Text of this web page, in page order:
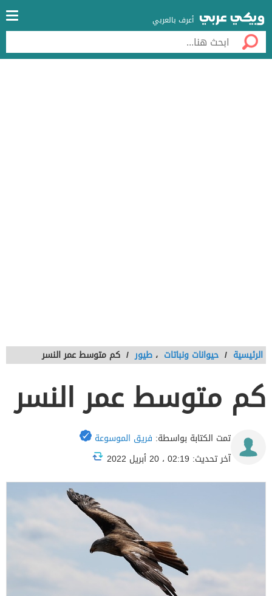
أعرف بالعربي
الرئيسية / حيوانات ونباتات ، طيور / كم متوسط عمر النسر
كم متوسط عمر النسر
تمت الكتابة بواسطة: فريق الموسوعة
آخر تحديث: 02:19 ، 20 أبريل 2022